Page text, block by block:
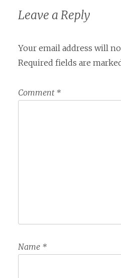
Leave a Reply
Your email address will
Required fields are
Comment *
Name *